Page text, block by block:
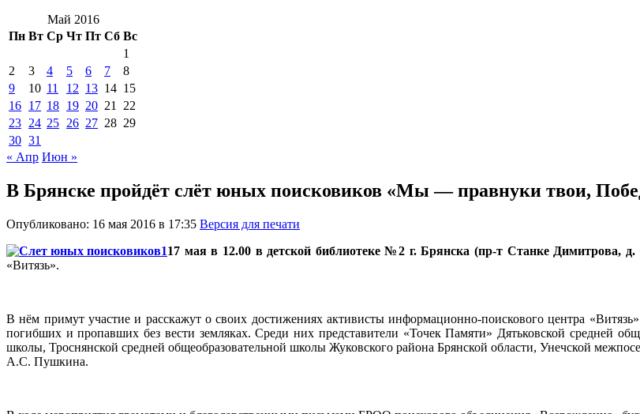
Май 2016
Пн Вт Ср Чт Пт Сб Вс
1
2
3 4 5 6 7
8
9
10 11 12 13 14 15
16 17 18 19 20 21
22
23 24 25 26 27 28 29
30 31
« Апр Июн »
В Брянске пройдёт слёт юных поисковиков «Мы — правнуки твои,
Опубликовано: 16 мая 2016 в 17:35 Версия для печати
17 мая в 12.00 в детской библиотеке №2 г. Брянска (пр-т Станке Димитрова, д.
«Витязь».
В нём примут участие и расскажут о своих достижениях активисты информационно-поискового центра
погибших и пропавших без вести земляках. Среди них представители «Точек Памяти» Дятьковской средней
школы, Троснянской средней общеобразовательной школы Жуковского района Брянской области, Унечской
А.С. Пушкина.